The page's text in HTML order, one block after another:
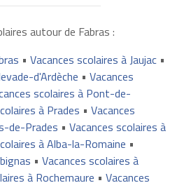
autour de Fabras :
• Vacances scolaires à Jaujac•
d'Ardèche • Vacances
scolaires à Pont-de-
à Prades • Vacances
de-Prades • Vacances scolaires à
à Alba-la-Romaine •
• Vacances scolaires à
à Rochemaure • Vacances